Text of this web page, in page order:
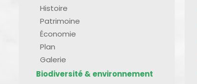
Histoire
Patrimoine
Économie
Plan
Galerie
Biodiversité & environnement